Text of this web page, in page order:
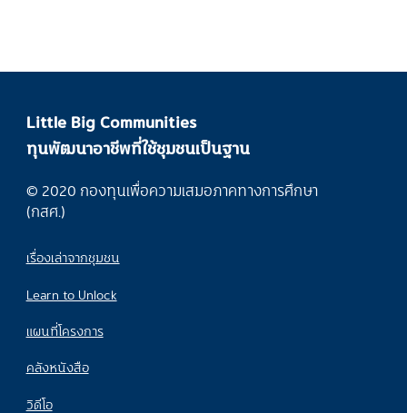
Little Big Communities
ทุนพัฒนาอาชีพที่ใช้ชุมชนเป็นฐาน
© 2020 กองทุนเพื่อความเสมอภาคทางการศึกษา
(กสศ.)
เรื่องเล่าจากชุมชน
Learn to Unlock
แผนที่โครงการ
คลังหนังสือ
วิดีโอ